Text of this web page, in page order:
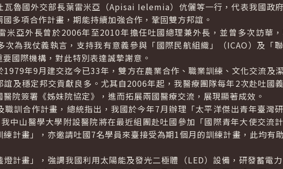
魯國外交部長葉雷米亞（Apisai Ielemia）伉儷等一行，代表我國政
多項合作計畫，期能持續加強合作，鞏固雙方邦誼。
亞外長曾於2006年至2010年擔任吐國總理兼外長，並曾多次訪華
次為我仗義執言，支持我有意義參與「國際民航組織」（ICAO）及「
國際機構，對此特別表達誠摯謝意。
年9月建交迄今已33年，雙方在農業合作、職業訓練、文化交流及
誼及穩定邦交貢獻良多。尤其自2006年起，我醫療團隊每年2次赴吐國
院簽署《姊妹院協定》，進而拓展兩國醫療交流，展現顯著成效。
訓合作計畫，總統指出，我國於今年7月辦理「太平洋傑出青年臺灣
中山醫學大學附設醫院將在最近組團赴吐國參加「國際青年大使交流
計畫」，亦邀請吐國7名學員來臺接受為期1個月的訓練計畫，此均有
畫」，強調我國利用太陽能及發光二極體（LED）設備，研發蓄電